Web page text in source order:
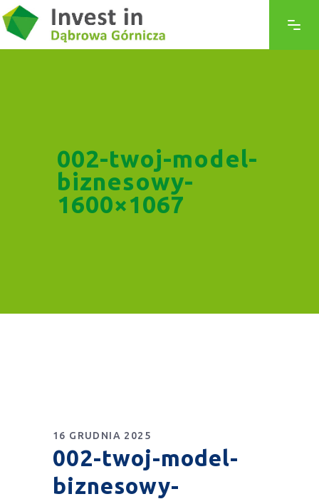
002-twoj-model-
biznesowy-
1600×1067
16 GRUDNIA 2025
002-twoj-model-
biznesowy-